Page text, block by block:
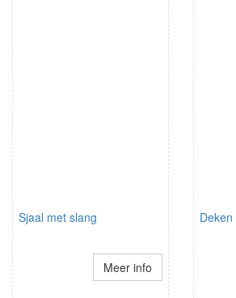
Sjaal met slang
Meer info
Deken